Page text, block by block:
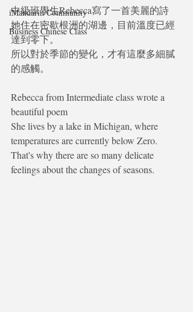
iMandarin Community
Business Chinese Class
中級班學生Rebecca寫了一首美麗的詩
她住在密歇根洲的湖邊，目前溫度已經
達到零下。
所以對於季節的變化，才有這麼多細膩
的感觸。
Rebecca from Intermediate class wrote a
beautiful poem
She lives by a lake in Michigan, where
temperatures are currently below Zero.
That's why there are so many delicate
feelings about the changes of seasons.